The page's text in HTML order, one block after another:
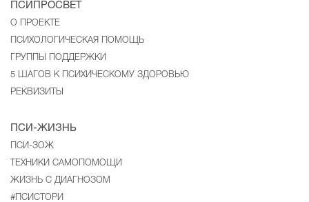
ПСИПРОСВЕТ
О ПРОЕКТЕ
ПСИХОЛОГИЧЕСКАЯ ПОМОЩЬ
ГРУППЫ ПОДДЕРЖКИ
5 ШАГОВ К ПСИХИЧЕСКОМУ ЗДОРОВЬЮ
РЕКВИЗИТЫ
ПСИ-ЖИЗНЬ
ПСИ-ЗОЖ
ТЕХНИКИ САМОПОМОЩИ
ЖИЗНЬ С ДИАГНОЗОМ
#ПСИСТОРИ